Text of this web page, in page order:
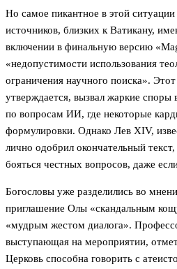
Но самое пикантное в этой
источников, близких к Ватикану,
включении в финальную версию
«недопустимости использования
ограничения научного поиска».
утверждается, вызвал жаркие споры
по вопросам ИИ, где некоторые
формулировки. Однако Лев XIV,
лично одобрил окончательный
бояться честных вопросов, даже
Богословы уже разделились во
приглашение Олы «скандальным
«мудрым жестом диалога».
выступающая на мероприятии,
Церковь способна говорить с